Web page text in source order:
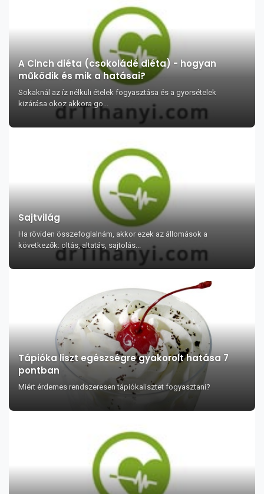
A Cinch diéta (csokoládé diéta) - hogyan
működik és mik a hatásai?
Sokaknál az íz nélküli ételek fogyasztása és a gyorsételek
kizárása okoz akkora go...
Sajtvilág
Ha röviden összefoglalnám, akkor ezek az állomások a
következők: oltás, altatás, sajtolás...
Tápióka liszt egészségre gyakorolt hatása 7
pontban
Miért érdemes rendszeresen tápiókalisztet fogyasztani?